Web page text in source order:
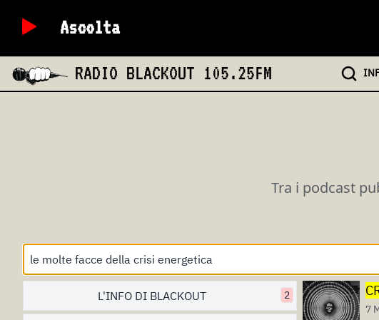
Ascolta
RADIO BLACKOUT 105.25FM
Tra i podcast
L'INFO DI BLACKOUT 2
7